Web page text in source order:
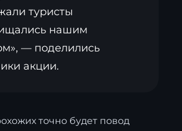
туристы
нашим
— поделились
акции.
точно будет повод